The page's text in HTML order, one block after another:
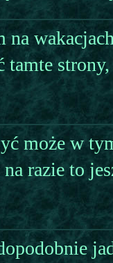
na
tamte
może w
razie to